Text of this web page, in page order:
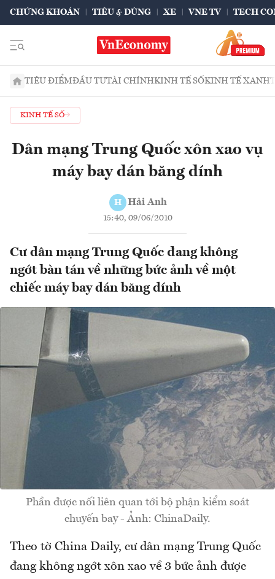
CHỨNG KHOÁN TIÊU & DÙNG XE VNE TV TECH
TIÊU ĐIỂMĐẦU TƯTÀI CHÍNHKINH TẾ SỐKINH TẾ XANH
KINH TẾ SỐ
Dân mạng Trung Quốc xôn xao vụ
máy bay dán băng dính
H Hải Anh
15:40, 09/06/2010
Cư dân mạng Trung Quốc đang không
ngớt bàn tán về những bức ảnh về một
chiếc máy bay dán băng dính
Phần được nối liên quan tới bộ phận kiểm soát
chuyến bay - Ảnh: ChinaDaily.
Theo tờ China Daily, cư dân mạng Trung Quốc
đang không ngớt xôn xao về 3 bức ảnh được